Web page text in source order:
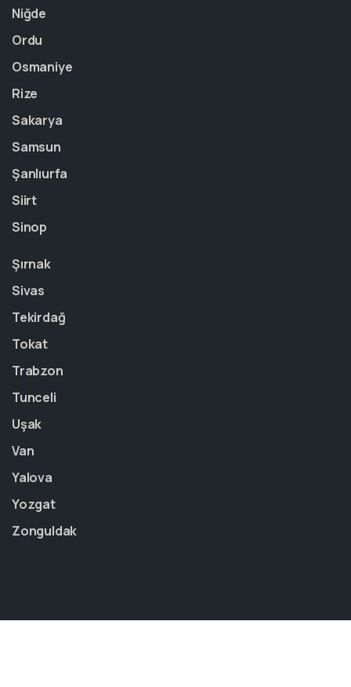
Niğde
Ordu
Osmaniye
Rize
Sakarya
Samsun
Şanlıurfa
Siirt
Sinop
Şırnak
Sivas
Tekirdağ
Tokat
Trabzon
Tunceli
Uşak
Van
Yalova
Yozgat
Zonguldak